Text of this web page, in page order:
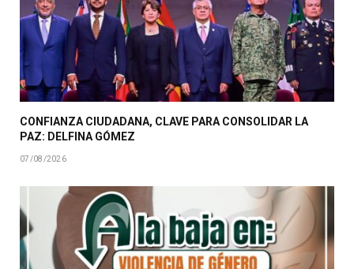
CONFIANZA CIUDADANA, CLAVE PARA CONSOLIDAR LA
PAZ: DELFINA GÓMEZ
07/08/2026